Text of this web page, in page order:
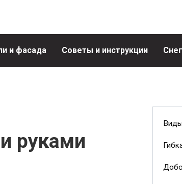
и фасада Советы и инструкции
руками